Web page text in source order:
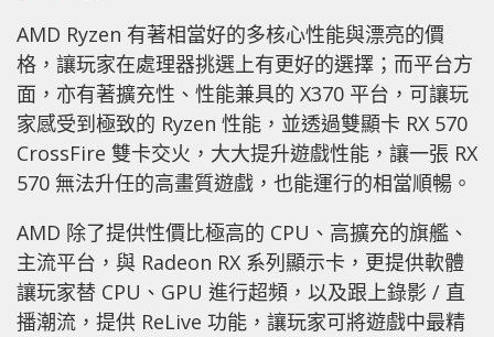
AMD Ryzen 有著相當好的多核心性能與漂亮的價
格，讓玩家在處理器挑選上有更好的選擇；而平台方
面，亦有著擴充性、性能兼具的 X370 平台，可讓玩
家感受到極致的 Ryzen 性能，並透過雙顯卡 RX 570
CrossFire 雙卡交火，大大提升遊戲性能，讓一張 RX
570 無法升任的高畫質遊戲，也能運行的相當順暢。
AMD 除了提供性價比極高的 CPU、高擴充的旗艦、
主流平台，與 Radeon RX 系列顯示卡，更提供軟體
讓玩家替 CPU、GPU 進行超頻，以及跟上錄影 / 直
播潮流，提供 ReLive 功能，讓玩家可將遊戲中最精